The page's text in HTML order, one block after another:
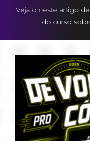
Veja o neste artigo
do curso